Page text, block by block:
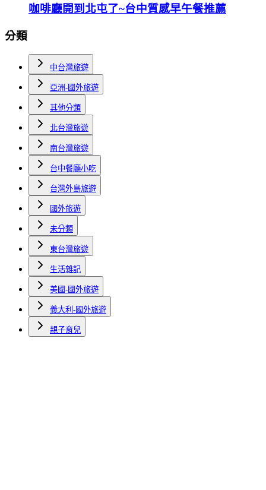
咖啡廳開到北屯了~台中質感早午餐推薦
分類
中台灣旅遊
亞洲-國外旅遊
其他分類
北台灣旅遊
南台灣旅遊
台中餐廳小吃
台灣外島旅遊
國外旅遊
未分類
東台灣旅遊
生活雜記
美國-國外旅遊
義大利-國外旅遊
親子育兒